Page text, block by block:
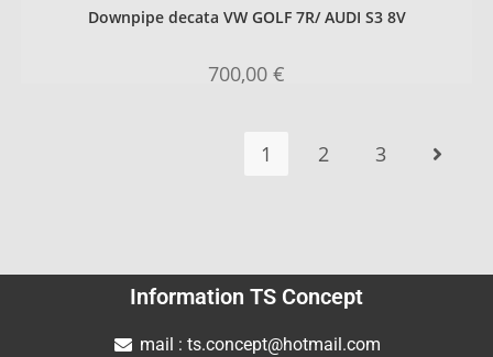
Downpipe decata VW GOLF 7R/ AUDI S3 8V
700,00 €
1 2 3
Information TS Concept
mail : ts.concept@hotmail.com